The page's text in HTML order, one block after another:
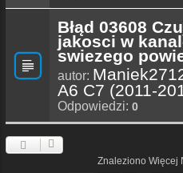
Błąd 03608
jakosci w
swiezego
autor:
A6 C7 (2011-
Odpowiedzi: 0
Znaleziono Więcej